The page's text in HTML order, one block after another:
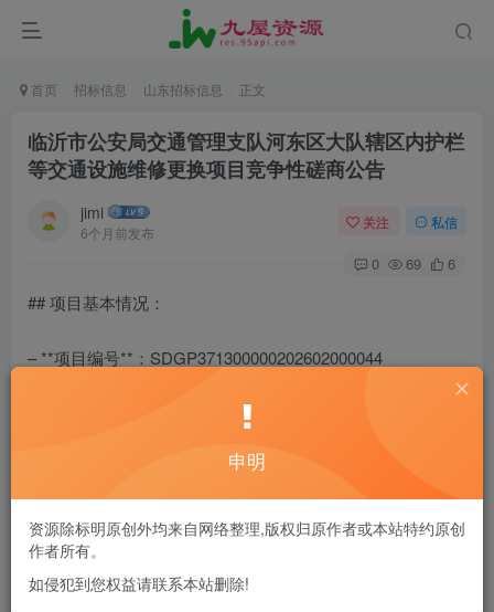
首页 招标信息 山东招标信息 正文
临沂市公安局交通管理支队河东区大队辖区内护栏
等交通设施维修更换项目竞争性磋商公告
jimi
6个月前发布
关注 私信
0 69 6
## 项目基本情况：
– **项目编号**：SDGP371300000202602000044
– **项目名称**：临沂市公安局交通管理支队河东区大队辖区
内护栏等交通设施维修更换项目
– **采购方式**：竞争性磋商
– **最高限价**：72.251595万元
标
标的名称
申明
资源除标明原创外均来自网络整理,版权归原作者或本站特约原创
作者所有。
如侵犯到您权益请联系本站删除!